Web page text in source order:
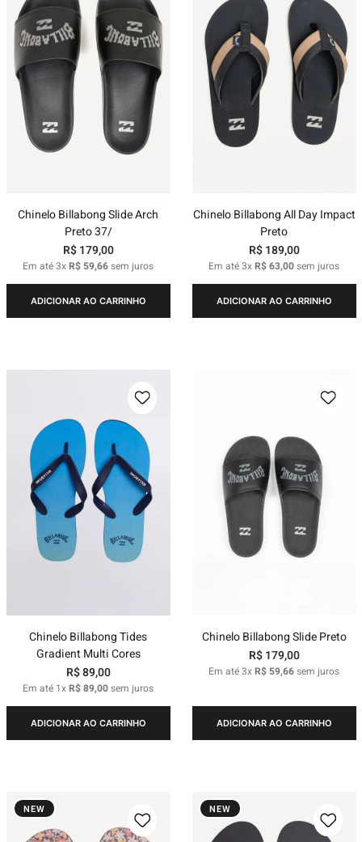
Chinelo Billabong Slide Arch
Preto 37/
R$ 179,00
Em até3xR$ 59,66sem juros
ADICIONAR AO CARRINHO
Chinelo Billabong All Day Impact
Preto
R$ 189,00
Em até3xR$63,00sem juros
ADICIONAR AO CARRINHO
Chinelo Billabong Tides
Gradient Multi Cores
R$89,00
Em até 1xR$89,00sem juros
ADICIONAR AO CARRINHO
Chinelo Billabong Slide Preto
R$ 179,00
Em até3xR$ 59,66sem juros
ADICIONAR AO CARRINHO
NEW NEW